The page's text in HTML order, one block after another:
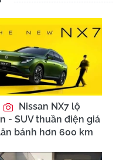
Nissan NX7 lộ
- SUV thuần điện giá
bánh hơn 600 km